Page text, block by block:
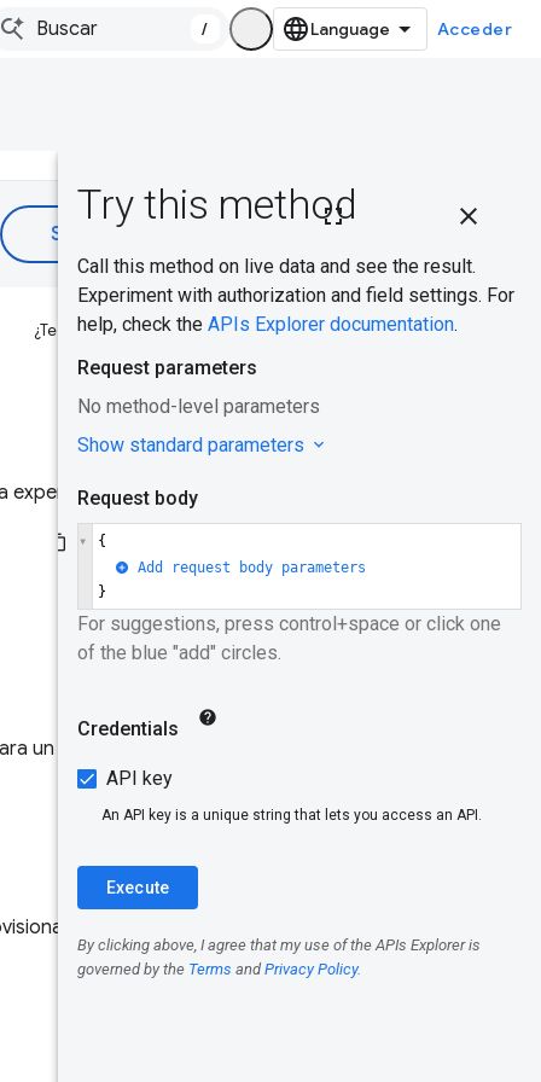
/ Acceder
Caso de uso
común
API
datos
es
¿Te ha resultado útil?
del usuario real
un URI específico, como
para el uso de